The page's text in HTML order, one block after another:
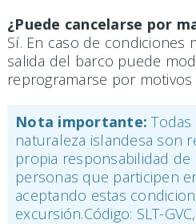
¿Puede cancelarse por
Sí. En caso de condiciones
salida del barco puede
reprogramarse por motivos
Nota importante: Todas
naturaleza islandesa son
propia responsabilidad de
personas que participen
aceptando estas
excursión.Código: SLT-